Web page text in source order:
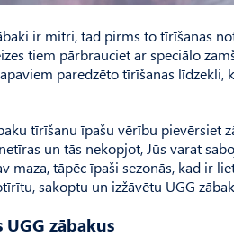
ir mitri, tad pirms to tīrīšanas
tiem pārbrauciet ar speciālo
paredzēto tīrīšanas līdzekli,
tīrīšanu īpašu vērību pievērsiet
un tās nekopjot, Jūs varat
maza, tāpēc īpaši sezonās, kad ir
sakoptu un izžāvētu UGG
zābakus